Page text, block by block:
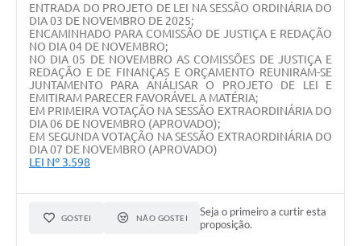
ENTRADA DO PROJETO DE LEI NA SESSÃO ORDINÁRIA DO
DIA 03 DE NOVEMBRO DE 2025;
ENCAMINHADO PARA COMISSÃO DE JUSTIÇA E REDAÇÃO
NO DIA 04 DE NOVEMBRO;
NO DIA 05 DE NOVEMBRO AS COMISSÕES DE JUSTIÇA E
REDAÇÃO E DE FINANÇAS E ORÇAMENTO REUNIRAM-SE
JUNTAMENTO PARA ANÁLISAR O PROJETO DE LEI E
EMITIRAM PARECER FAVORÁVEL A MATÉRIA;
EM PRIMEIRA VOTAÇÃO NA SESSÃO EXTRAORDINÁRIA DO
DIA 06 DE NOVEMBRO (APROVADO);
​EM SEGUNDA VOTAÇÃO NA SESSÃO EXTRAORDINÁRIA DO
DIA 07 DE NOVEMBRO (APROVADO)
LEI Nº 3.598
GOSTEI NÃO GOSTEI
Seja o primeiro a curtir esta
proposição.